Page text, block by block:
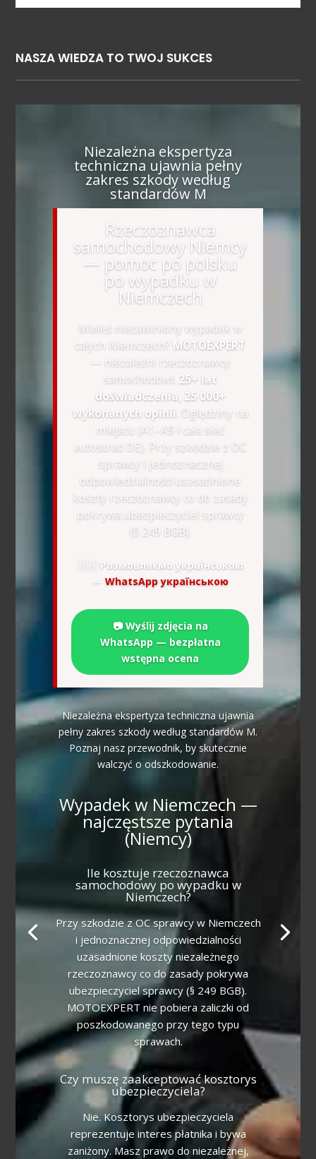
NASZA WIEDZA TO TWOJ SUKCES
Niezależna ekspertyza
techniczna ujawnia pełny
zakres szkody według
standardów M
Rzeczoznawca
samochodowy Niemcy
— pomoc po polsku
po wypadku w
Niemczech
Miałeś niezawiniony wypadek w
całych Niemczech? MOTOEXPERT
— niezależni rzeczoznawcy
samochodowi: 25+ lat
doświadczenia, 25 000+
wykonanych opinii . Oględziny na
miejscu (A1–A9 i cała sieć
autostrad DE). Przy szkodzie z OC
sprawcy i jednoznacznej
odpowiedzialności uzasadnione
koszty rzeczoznawcy co do zasady
pokrywa ubezpieczyciel sprawcy
(§ 249 BGB).
🇺🇦 Розмовляємо українською
— WhatsApp українською
📷 Wyślij zdjęcia na
WhatsApp — bezpłatna
wstępna ocena
Niezależna ekspertyza techniczna ujawnia
pełny zakres szkody według standardów M.
Poznaj nasz przewodnik, by skutecznie
walczyć o odszkodowanie.
Wypadek w Niemczech —
najczęstsze pytania
(Niemcy)
Ile kosztuje rzeczoznawca
samochodowy po wypadku w
Niemczech?
Przy szkodzie z OC sprawcy w Niemczech
i jednoznacznej odpowiedzialności
uzasadnione koszty niezależnego
rzeczoznawcy co do zasady pokrywa
ubezpieczyciel sprawcy (§ 249 BGB).
MOTOEXPERT nie pobiera zaliczki od
poszkodowanego przy tego typu
sprawach.
Czy muszę zaakceptować kosztorys
ubezpieczyciela?
Nie. Kosztorys ubezpieczyciela
reprezentuje interes płatnika i bywa
zaniżony. Masz prawo do niezależnej,